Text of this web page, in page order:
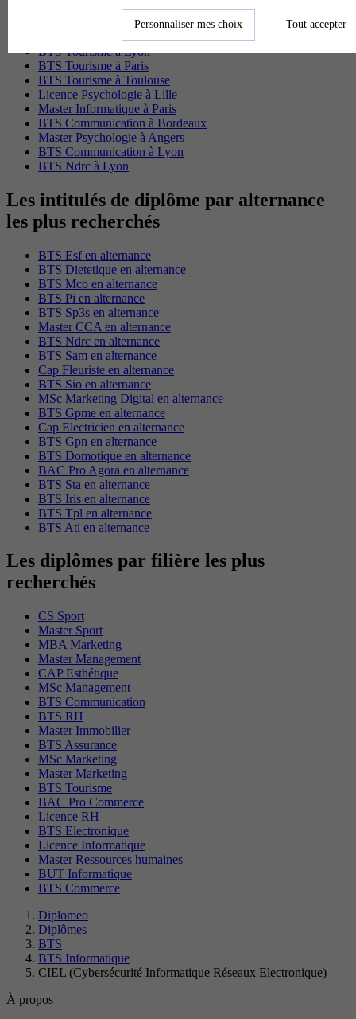
Master Meef à Lyon
Master Meef à Paris
BTS Tourisme à Bordeaux
BTS Tourisme à Lyon
BTS Tourisme à Paris
BTS Tourisme à Toulouse
Licence Psychologie à Lille
Master Informatique à Paris
BTS Communication à Bordeaux
Master Psychologie à Angers
BTS Communication à Lyon
BTS Ndrc à Lyon
Les intitulés de diplôme par alternance
les plus recherchés
BTS Esf en alternance
BTS Dietetique en alternance
BTS Mco en alternance
BTS Pi en alternance
BTS Sp3s en alternance
Master CCA en alternance
BTS Ndrc en alternance
BTS Sam en alternance
Cap Fleuriste en alternance
BTS Sio en alternance
MSc Marketing Digital en alternance
BTS Gpme en alternance
Cap Electricien en alternance
BTS Gpn en alternance
BTS Domotique en alternance
BAC Pro Agora en alternance
BTS Sta en alternance
BTS Iris en alternance
BTS Tpl en alternance
BTS Ati en alternance
Les diplômes par filière les plus
recherchés
CS Sport
Master Sport
MBA Marketing
Master Management
CAP Esthétique
MSc Management
BTS Communication
BTS RH
Master Immobilier
BTS Assurance
MSc Marketing
Master Marketing
BTS Tourisme
BAC Pro Commerce
Licence RH
BTS Electronique
Licence Informatique
Master Ressources humaines
BUT Informatique
BTS Commerce
Diplomeo
Diplômes
BTS
BTS Informatique
CIEL (Cybersécurité Informatique Réseaux Electronique)
À propos
Personnaliser mes choix Tout accepter